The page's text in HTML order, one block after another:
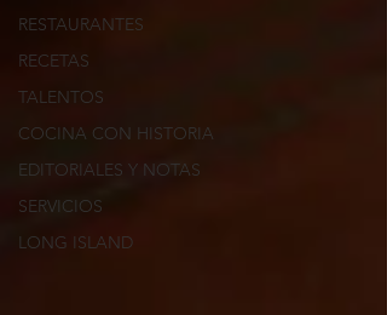
RESTAURANTES
RECETAS
TALENTOS
COCINA CON HISTORIA
EDITORIALES Y NOTAS
SERVICIOS
LONG ISLAND